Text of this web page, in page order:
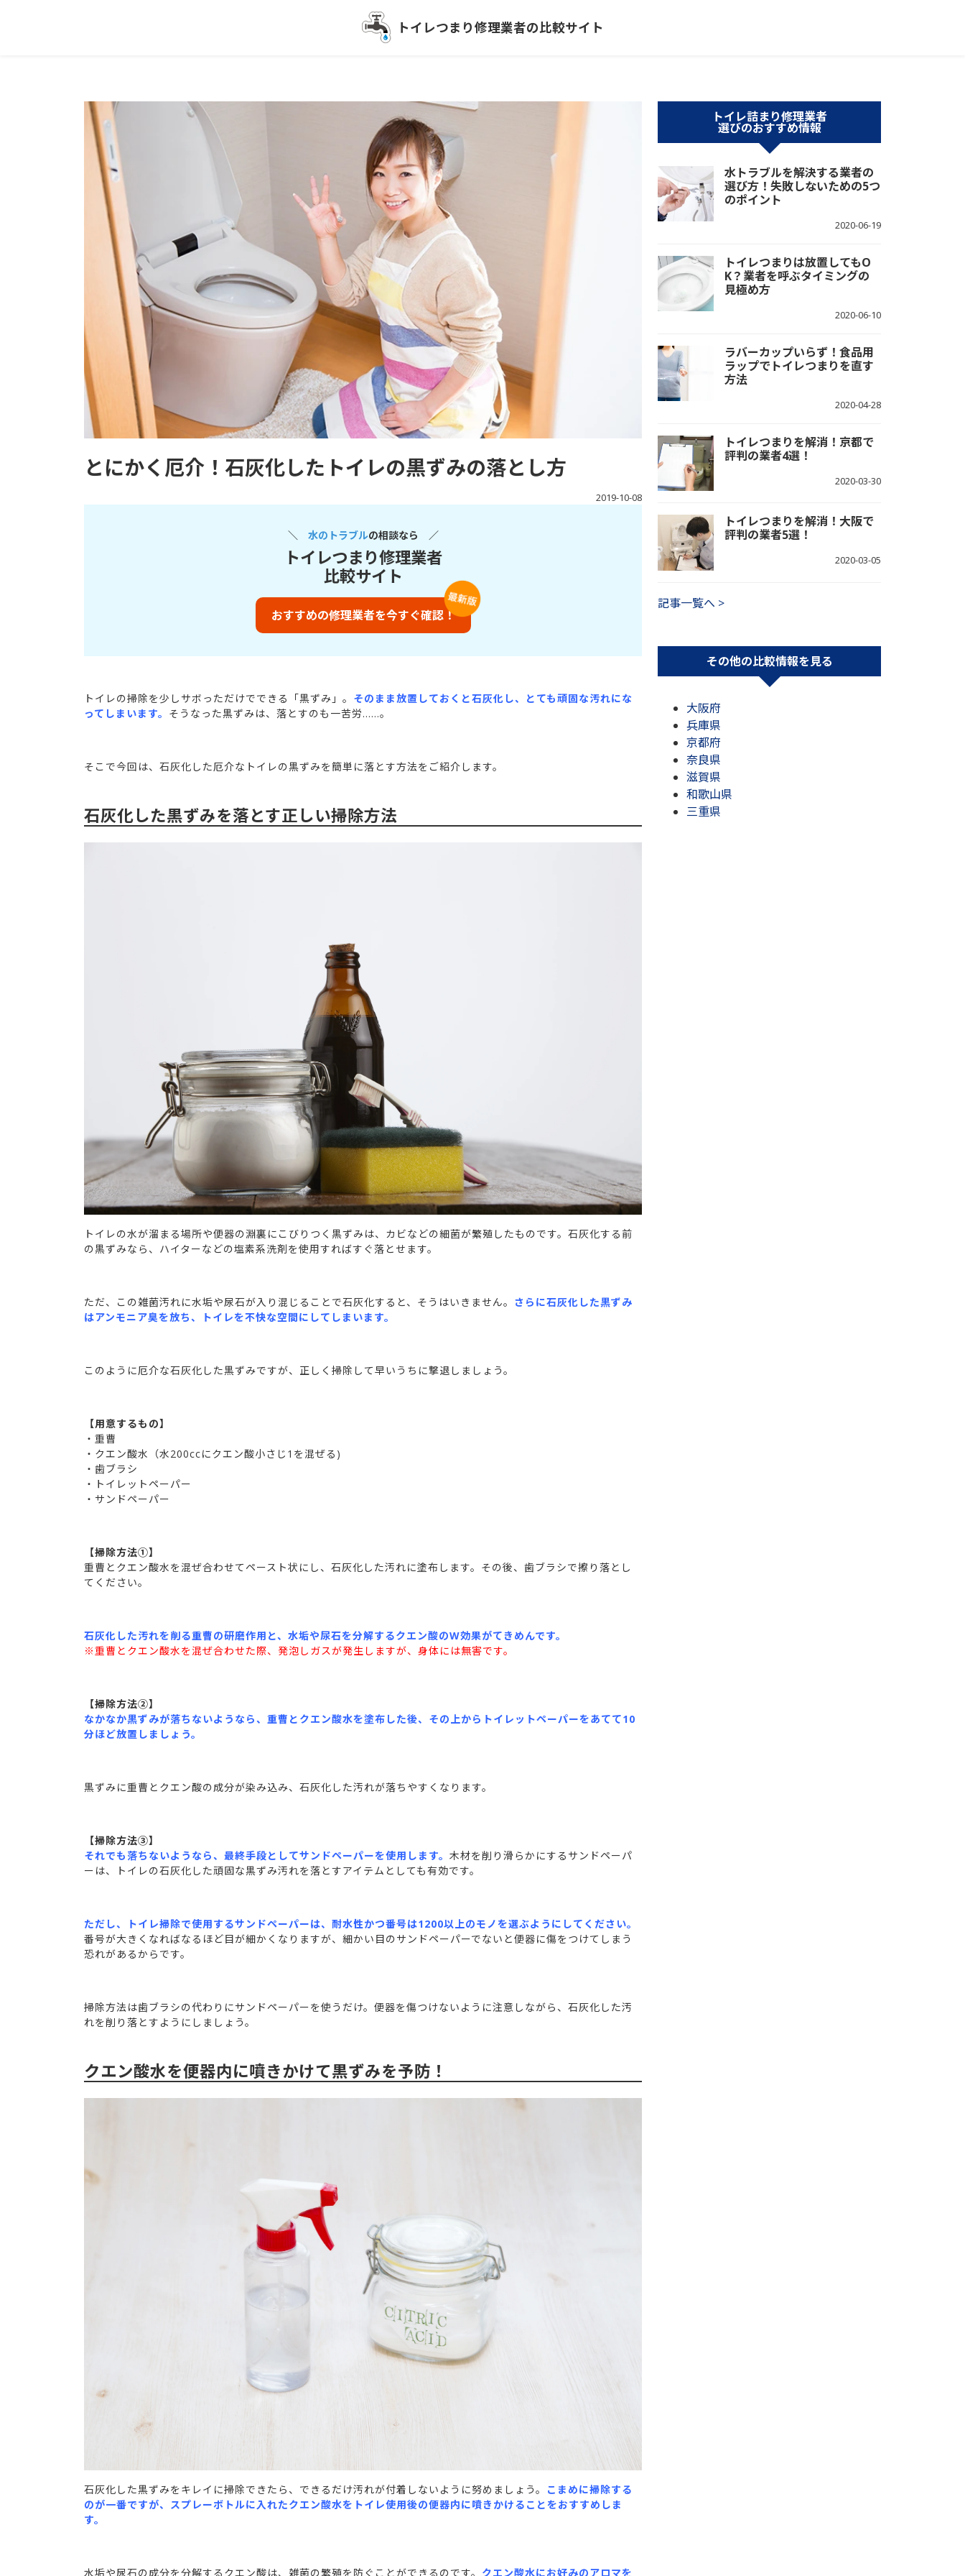
トイレつまり修理業者の比較サイト
とにかく厄介！石灰化したトイレの黒ずみの落とし方
2019-10-08
＼ 水のトラブルの相談なら ／
トイレつまり修理業者
比較サイト
おすすめの修理業者を今すぐ確認！
トイレの掃除を少しサボっただけでできる「黒ずみ」。 そのまま放置しておくと石灰化し、とても頑固な汚れにな
ってしまいます。 そうなった黒ずみは、落とすのも一苦労……。
そこで今回は、石灰化した厄介なトイレの黒ずみを簡単に落とす方法をご紹介します。
石灰化した黒ずみを落とす正しい掃除方法
トイレの水が溜まる場所や便器の淵裏にこびりつく黒ずみは、カビなどの細菌が繁殖したものです。石灰化する前
の黒ずみなら、ハイターなどの塩素系洗剤を使用すればすぐ落とせます。
ただ、この雑菌汚れに水垢や尿石が入り混じることで石灰化すると、そうはいきません。 さらに石灰化した黒ずみ
はアンモニア臭を放ち、トイレを不快な空間にしてしまいます。
このように厄介な石灰化した黒ずみですが、正しく掃除して早いうちに撃退しましょう。
【用意するもの】
・重曹
・クエン酸水（水200ccにクエン酸小さじ1を混ぜる)
・歯ブラシ
・トイレットペーパー
・サンドペーパー
【掃除方法①】
重曹とクエン酸水を混ぜ合わせてペースト状にし、石灰化した汚れに塗布します。その後、歯ブラシで擦り落とし
てください。
石灰化した汚れを削る重曹の研磨作用と、水垢や尿石を分解するクエン酸のW効果がてきめんです。
※重曹とクエン酸水を混ぜ合わせた際、発泡しガスが発生しますが、身体には無害です。
【掃除方法②】
なかなか黒ずみが落ちないようなら、重曹とクエン酸水を塗布した後、その上からトイレットペーパーをあてて10
分ほど放置しましょう。
黒ずみに重曹とクエン酸の成分が染み込み、石灰化した汚れが落ちやすくなります。
【掃除方法③】
それでも落ちないようなら、最終手段としてサンドペーパーを使用します。 木材を削り滑らかにするサンドペーパ
ーは、トイレの石灰化した頑固な黒ずみ汚れを落とすアイテムとしても有効です。
ただし、トイレ掃除で使用するサンドペーパーは、耐水性かつ番号は1200以上のモノを選ぶようにしてください。
番号が大きくなればなるほど目が細かくなりますが、細かい目のサンドペーパーでないと便器に傷をつけてしまう
恐れがあるからです。
掃除方法は歯ブラシの代わりにサンドペーパーを使うだけ。便器を傷つけないように注意しながら、石灰化した汚
れを削り落とすようにしましょう。
クエン酸水を便器内に噴きかけて黒ずみを予防！
石灰化した黒ずみをキレイに掃除できたら、できるだけ汚れが付着しないように努めましょう。
こまめに掃除する
のが一番ですが、スプレーボトルに入れたクエン酸水をトイレ使用後の便器内に噴きかけることをおすすめしま
す。
水垢や尿石の成分を分解するクエン酸は、雑菌の繁殖を防ぐことができるのです。 クエン酸水にお好みのアロマを
トイレ詰まり修理業者
選びのおすすめ情報
水トラブルを解決する業者の
選び方！失敗しないための5つ
のポイント
2020-06-19
トイレつまりは放置してもO
K？業者を呼ぶタイミングの
見極め方
2020-06-10
ラバーカップいらず！食品用
ラップでトイレつまりを直す
方法
2020-04-28
トイレつまりを解消！京都で
評判の業者4選！
2020-03-30
トイレつまりを解消！大阪で
評判の業者5選！
2020-03-05
記事一覧へ >
その他の比較情報を見る
大阪府
兵庫県
京都府
奈良県
滋賀県
和歌山県
三重県